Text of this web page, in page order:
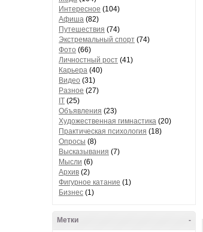
Интересное (104)
Афиша (82)
Путешествия (74)
Экстремальный спорт (74)
Фото (66)
Личностный рост (41)
Карьера (40)
Видео (31)
Разное (27)
IT (25)
Объявления (23)
Художественная гимнастика (20)
Практическая психология (18)
Опросы (8)
Высказывания (7)
Мысли (6)
Архив (2)
Фигурное катание (1)
Бизнес (1)
-
Метки